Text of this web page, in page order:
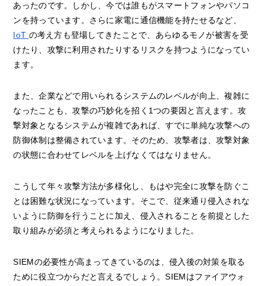
あったのです。しかし、今では誰もがスマートフォンやパソコ
ンを持っています。さらに家電に通信機能を持たせるなど、
IoT の考え方も登場してきたことで、あらゆるモノが被害を受
けたり、攻撃に利用されたりするリスクを持つようになってい
ます。
また、企業などで用いられるシステムのレベルが向上、複雑に
なったことも、攻撃の巧妙化を招く1つの要因と言えます。攻
撃対象となるシステムが複雑であれば、すでに単純な攻撃への
防御体制は整備されています。そのため、攻撃者は、攻撃対象
の状態に合わせてレベルを上げなくてはなりません。
こうして年々攻撃方法が多様化し、もはや完全に攻撃を防ぐこ
とは困難な状況になっています。そこで、従来通り侵入されな
いように防御を行うことに加え、侵入されることを前提とした
取り組みが必須と考えられるようになりました。
SIEMの必要性が高まってきているのは、侵入後の対策を取る
ために役立つからだと言えるでしょう。SIEMはファイアウォ